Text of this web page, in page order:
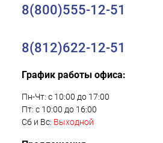
8(800)555-12-51
8(812)622-12-51
График работы офиса:
Пн-Чт: с 10:00 до 17:00
Пт: с 10:00 до 16:00
Сб и Вс: Выходной